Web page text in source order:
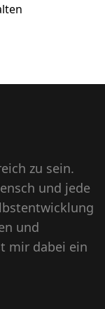
zu sein.
und jede
und
mir dabei ein